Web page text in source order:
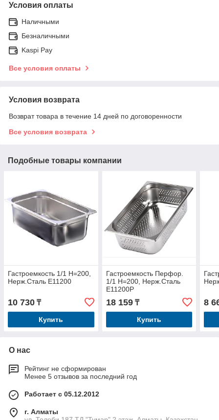
Условия оплаты
Наличными
Безналичными
Kaspi Pay
Все условия оплаты
Условия возврата
Возврат товара в течение 14 дней по договоренности
Все условия возврата
Подобные товары компании
Гастроемкость 1/1 Н=200,
Нерж.Сталь E11200
10 730 ₸
Купить
Гастроемкость Перфор.
1/1 Н=200, Нерж.Сталь
E11200P
18 159₸
Купить
8
О нас
Рейтинг не сформирован
Менее 5 отзывов за последний год
Работает с 05.12.2012
г. Алматы